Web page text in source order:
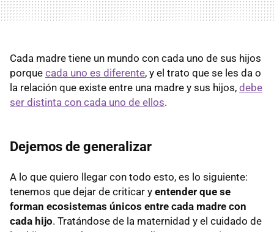
Cada madre tiene un mundo con cada uno de sus hijos
porque cada uno es diferente, y el trato que se les da o
la relación que existe entre una madre y sus hijos, debe
ser distinta con cada uno de ellos.
Dejemos de generalizar
A lo que quiero llegar con todo esto, es lo siguiente:
tenemos que dejar de criticar y entender que se
forman ecosistemas únicos entre cada madre con
cada hijo. Tratándose de la maternidad y el cuidado de